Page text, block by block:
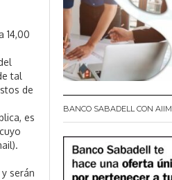
14,00
tal
de
es
serán
BANCO SABADELL CON AIIM